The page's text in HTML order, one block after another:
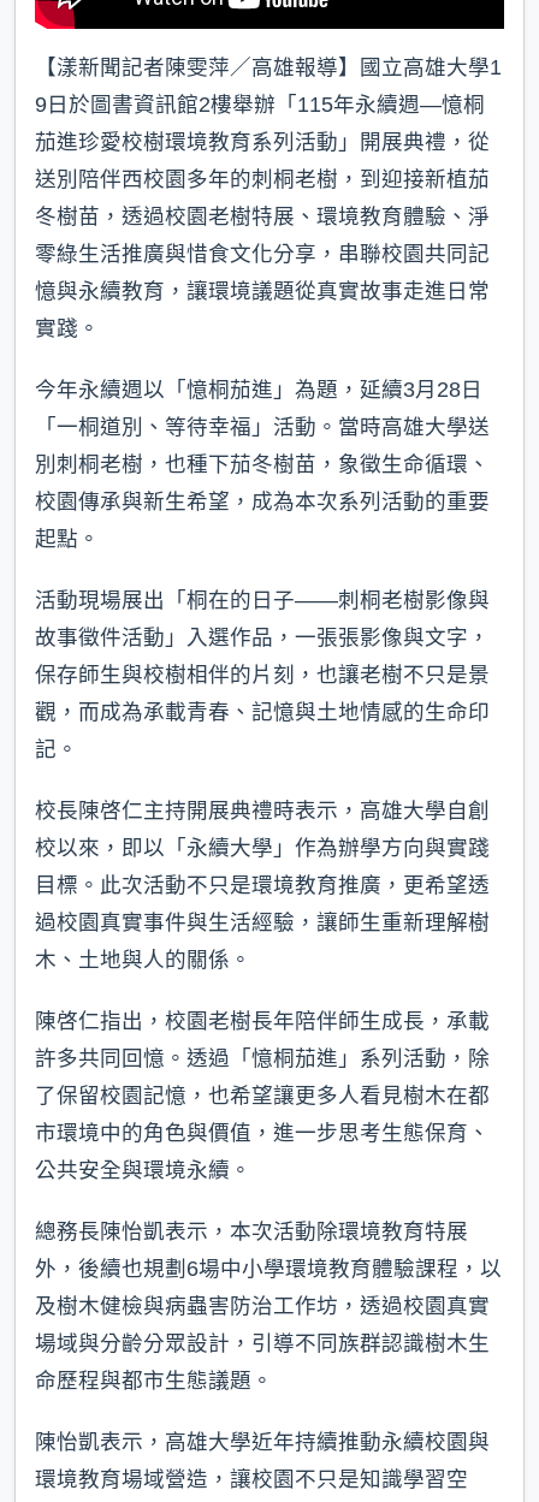
【漾新聞記者陳雯萍／高雄報導】國立高雄大學1
9日於圖書資訊館2樓舉辦「115年永續週—憶桐
茄進珍愛校樹環境教育系列活動」開展典禮，從
送別陪伴西校園多年的刺桐老樹，到迎接新植茄
冬樹苗，透過校園老樹特展、環境教育體驗、淨
零綠生活推廣與惜食文化分享，串聯校園共同記
憶與永續教育，讓環境議題從真實故事走進日常
實踐。
今年永續週以「憶桐茄進」為題，延續3月28日
「一桐道別、等待幸福」活動。當時高雄大學送
別刺桐老樹，也種下茄冬樹苗，象徵生命循環、
校園傳承與新生希望，成為本次系列活動的重要
起點。
活動現場展出「桐在的日子——刺桐老樹影像與
故事徵件活動」入選作品，一張張影像與文字，
保存師生與校樹相伴的片刻，也讓老樹不只是景
觀，而成為承載青春、記憶與土地情感的生命印
記。
校長陳啓仁主持開展典禮時表示，高雄大學自創
校以來，即以「永續大學」作為辦學方向與實踐
目標。此次活動不只是環境教育推廣，更希望透
過校園真實事件與生活經驗，讓師生重新理解樹
木、土地與人的關係。
陳啓仁指出，校園老樹長年陪伴師生成長，承載
許多共同回憶。透過「憶桐茄進」系列活動，除
了保留校園記憶，也希望讓更多人看見樹木在都
市環境中的角色與價值，進一步思考生態保育、
公共安全與環境永續。
總務長陳怡凱表示，本次活動除環境教育特展
外，後續也規劃6場中小學環境教育體驗課程，以
及樹木健檢與病蟲害防治工作坊，透過校園真實
場域與分齡分眾設計，引導不同族群認識樹木生
命歷程與都市生態議題。
陳怡凱表示，高雄大學近年持續推動永續校園與
環境教育場域營造，讓校園不只是知識學習空